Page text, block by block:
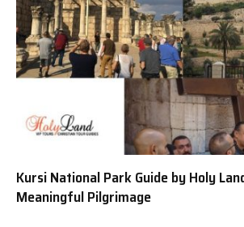
Kursi National Park Guide by Holy
Meaningful Pilgrimage